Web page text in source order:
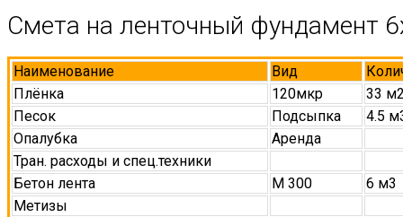
Смета на ленточный фундамент
Наименование Вид
Плёнка
120мкр
33
Песок
Подсыпка
4.5
Опалубка
Аренда
Тран. расходы и спец.техники
Бетон лента
М 300
6 м3
Метизы